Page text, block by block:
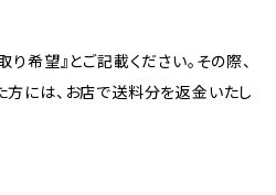
希望』とご記載ください。その際、
には、お店で送料分を返金いたし